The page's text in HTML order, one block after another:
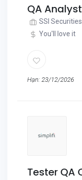
QA
SSI
You'll love it
Hạn: 23/12/2026
Tester QA